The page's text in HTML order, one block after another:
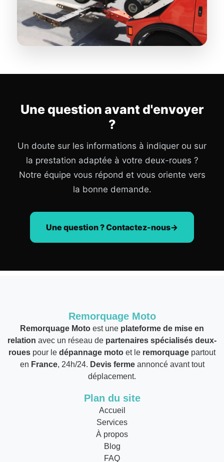
Une question avant d'envoyer
?
Un doute sur les informations à indiquer ou sur
la prestation adaptée à votre deux-roues ?
Notre équipe vous répond et vous oriente vers
la bonne demande.
Une question ? Contactez-nous
Remorquage Moto
Remorquage Moto est une plateforme de mise en
relation avec un réseau de partenaires spécialisés deux-
roues pour le dépannage moto et le remorquage partout
en France, 24h/24. Devis fermeannoncé avant tout
déplacement.
Plan du site
Accueil
Services
À propos
Blog
FAQ